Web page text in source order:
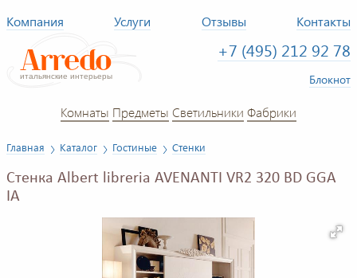
Компания Услуги Отзывы Контакты
+7 (495) 212 92 78
Блокнот
Комнаты Предметы Светильники Фабрики
Главная Каталог Гостиные Стенки
Стенка Albert libreria AVENANTI VR2 320 BD GGA
IA